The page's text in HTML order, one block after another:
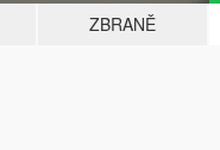
ZBRANĚ